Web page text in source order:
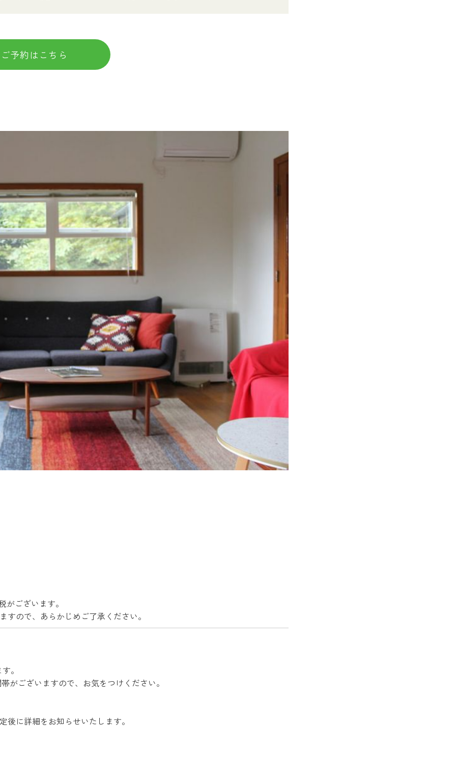
ご予約はこちら
ございます。
ので、あらかじめご了承ください。
。
がございますので、お気をつけください。
後に詳細をお知らせいたします。